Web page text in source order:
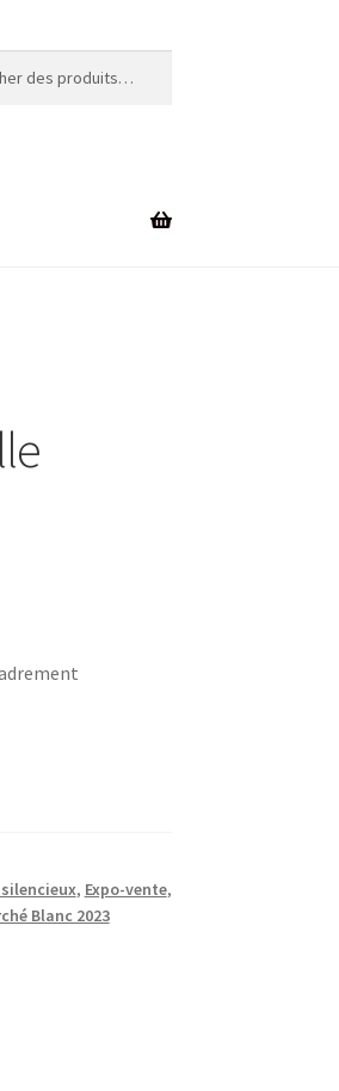
, Expo-vente,
Blanc 2023